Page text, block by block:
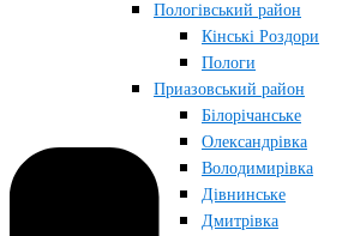
Пологівський район
Кінські Роздори
Пологи
Приазовський район
Білорічанське
Олександрівка
Володимирівка
Дівнинське
Дмитрівка